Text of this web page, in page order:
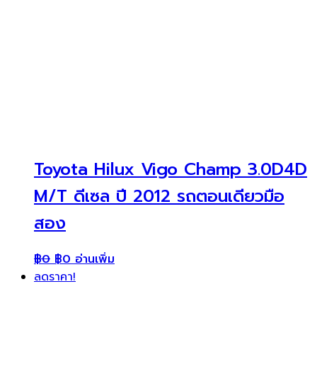
Toyota Hilux Vigo Champ 3.0D4D
M/T ดีเซล ปี 2012 รถตอนเดียวมือ
สอง
฿0 ฿0 อ่านเพิ่ม
ลดราคา!